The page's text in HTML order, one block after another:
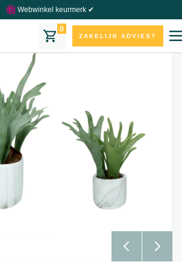
Webwinkel keurmerk ✔
0
ZAKELIJK ADVIES?